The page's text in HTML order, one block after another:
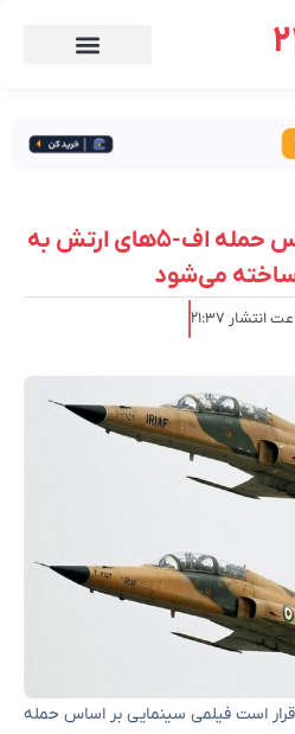
فیلمی سینمایی بر اساس حمله اف-۵های ارتش به
ساخته می‌شود
انتشار ۲۱:۳۷
است فیلمی سینمایی بر اساس حمله